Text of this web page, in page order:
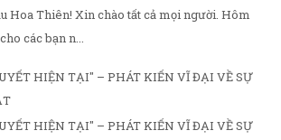
Hoa Thiên! Xin chào tất cả mọi người. Hôm
các bạn n...
HIỆN TẠI" – PHÁT KIẾN VĨ ĐẠI VỀ SỰ
HIỆN TẠI" – PHÁT KIẾN VĨ ĐẠI VỀ SỰ